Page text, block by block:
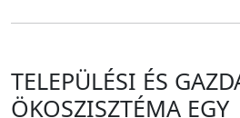
TELEPÜLÉSI ÉS
ÖKOSZISZTÉMA EGY